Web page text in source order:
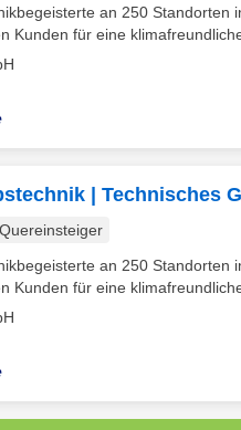
an 250 Standorten
Kunden für eine klimafreundliche
| Technisches
Quereinsteiger
an 250 Standorten
Kunden für eine klimafreundliche